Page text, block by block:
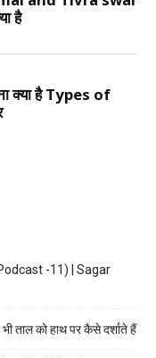
-11) | Sagar
ताल को हाथ पर कैसे दर्शाते हैं